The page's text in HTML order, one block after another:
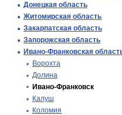
Донецкая область
Житомирская область
Закарпатская область
Запорожская область
Ивано-Франковская
Ворохта
Долина
Ивано-Франковск
Калуш
Коломия